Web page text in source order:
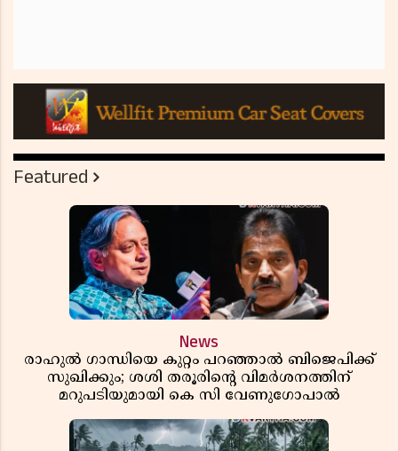
Featured
News
രാഹുൽ ഗാന്ധിയെ കുറ്റം പറഞ്ഞാൽ ബിജെപിക്ക്
സുഖിക്കും; ശശി തരൂരിന്റെ വിമർശനത്തിന്
മറുപടിയുമായി കെ സി വേണുഗോപാൽ